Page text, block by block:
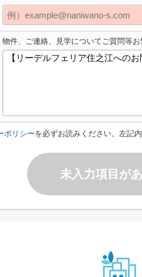
物件、ご連絡、見学についてご質問等
ポリシーを必ずお読みください。左記
未入力項目が